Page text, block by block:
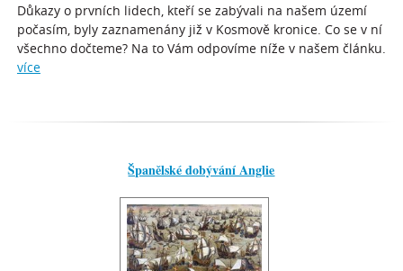
Důkazy o prvních lidech, kteří se zabývali na našem území
počasím, byly zaznamenány již v Kosmově kronice. Co se v ní
všechno dočteme? Na to Vám odpovíme níže v našem článku.
více
Španělské dobývání Anglie